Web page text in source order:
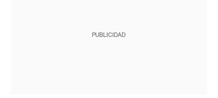
PUBLICIDAD